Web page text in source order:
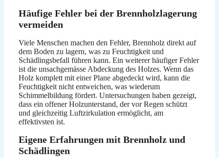
Häufige Fehler bei der Brennholzlagerung
vermeiden
Viele Menschen machen den Fehler, Brennholz direkt auf
dem Boden zu lagern, was zu Feuchtigkeit und
Schädlingsbefall führen kann. Ein weiterer häufiger Fehler
ist die unsachgemässe Abdeckung des Holzes. Wenn das
Holz komplett mit einer Plane abgedeckt wird, kann die
Feuchtigkeit nicht entweichen, was wiederum
Schimmelbildung fördert. Untersuchungen haben gezeigt,
dass ein offener Holzunterstand, der vor Regen schützt
und gleichzeitig Luftzirkulation ermöglicht, am
effektivsten ist.
Eigene Erfahrungen mit Brennholz und
Schädlingen